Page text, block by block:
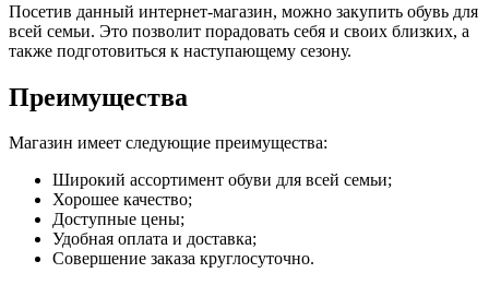
Посетив данный интернет-магазин, можно закупить обувь для
всей семьи. Это позволит порадовать себя и своих близких, а
также подготовиться к наступающему сезону.
Преимущества
Магазин имеет следующие преимущества:
Широкий ассортимент обуви для всей семьи;
Хорошее качество;
Доступные цены;
Удобная оплата и доставка;
Совершение заказа круглосуточно.